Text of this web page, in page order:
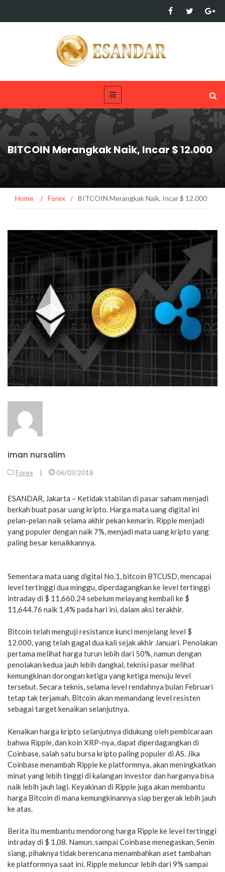
BITCOIN Merangkak Naik, Incar $ 12.000
Home / Forex / BITCOIN Merangkak Naik, Incar $ 12.000
iman nursalim
Forex | 06/03/2018
ESANDAR, Jakarta – Ketidak stabilan di pasar saham menjadi
berkah buat pasar uang kripto. Harga mata uang digital ini
pelan-pelan naik selama akhir pekan kemarin. Ripple menjadi
yang populer dengan naik 7%, menjadi mata uang kripto yang
paling besar kenaikkannya.
Sementara mata uang digital No.1, bitcoin BTCUSD, mencapai
level tertinggi dua minggu, diperdagangkan ke level tertinggi
intraday di $ 11,660.24 sebelum melayang kembali ke $
11,644.76 naik 1,4% pada hari ini, dalam aksi terakhir.
Bitcoin telah menguji resistance kunci menjelang level $
12.000, yang telah gagal dua kali sejak akhir Januari. Penolakan
pertama melihat harga turun lebih dari 50%, namun dengan
penolakan kedua jauh lebih dangkal, teknisi pasar melihat
kemungkinan dorongan ketiga yang ketiga menuju level
tersebut. Secara teknis, selama level rendahnya bulan Februari
tetap tak terjamah, Bitcoin akan memandang level resisten
sebagai target kenaikan selanjutnya.
Kenaikan harga kripto selanjutnya didukung oleh pembicaraan
bahwa Ripple, dan koin XRP-nya, dapat diperdagangkan di
Coinbase, salah satu bursa kripto paling populer di AS. Jika
Coinbase menambah Ripple ke platformnya, akan meningkatkan
minat yang lebih tinggi di kalangan investor dan harganya bisa
naik lebih jauh lagi. Keyakinan di Ripple juga akan membantu
harga Bitcoin di mana kemungkinannya siap bergerak lebih jauh
ke atas.
Berita itu membantu mendorong harga Ripple ke level tertinggi
intraday di $ 1,08. Namun, sampai Coinbase menegaskan, Senin
siang, pihaknya tidak berencana menambahkan aset tambahan
ke platformnya saat ini. Ripple meluncur lebih dari 9% sampai